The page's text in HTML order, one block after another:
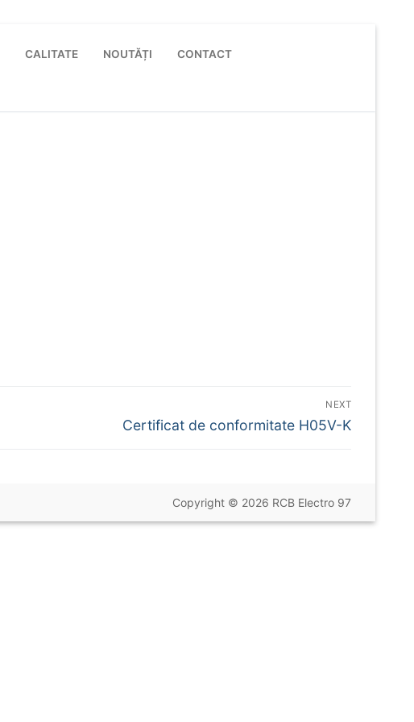
CALITATE NOUTĂȚI CONTACT
NEXT
Next
Certificat de conformitate H05V-K
Copyright © 2026 RCB Electro 97